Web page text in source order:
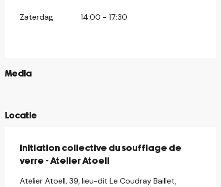
Zaterdag 14:00 - 17:30
Media
©
©
Locatie
Initiation collective du soufflage de
verre - Atelier Atoell
Atelier Atoell, 39, lieu-dit Le Coudray Baillet,